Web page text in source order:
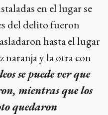
en el lugar se
del delito fueron
hasta el lugar
naranja y la otra con
se puede ver que
mientras que los
quedaron